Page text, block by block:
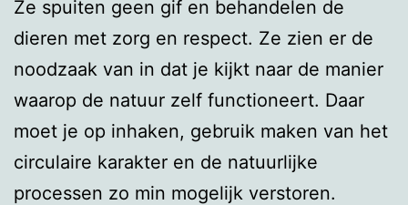
Ze spuiten geen gif en behandelen de
dieren met zorg en respect. Ze zien er de
noodzaak van in dat je kijkt naar de manier
waarop de natuur zelf functioneert. Daar
moet je op inhaken, gebruik maken van het
circulaire karakter en de natuurlijke
processen zo min mogelijk verstoren.